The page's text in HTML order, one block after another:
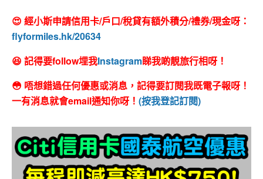
😍 經小斯申請信用卡/戶口/稅貸有額外積分/禮券/現金呀：
flyformiles.hk/20634
😆 記得要follow埋我Instagram睇我啲靚旅行相呀！
😳 唔想錯過任何優惠或消息，記得要訂閱我既電子報呀！
一有消息就會email通知你呀！ (按我登記訂閱)